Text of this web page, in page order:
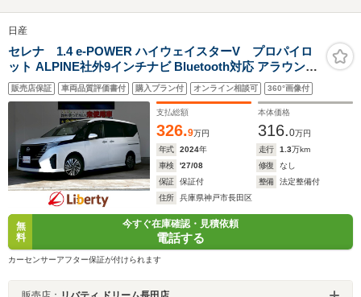
日産
セレナ 1.4 e-POWER ハイウェイスターV プロパイロ
ット ALPINE社外9インチナビ Bluetooth対応 アラウンド
ビューモニター 両側自動ドア アダプティブクルーズコン
トロール LEDヘッドライト 電子パーキング 革巻きステア
リング 純正アルミホイール
販売店保証 車両品質評価書付 購入プラン付 オンライン相談可 360°画像付
支払総額
326.9万円
本体価格
316.0万円
年式
2024年 走行 1.3万km
車検
'27/08 修復
なし
保証
保証付 整備
法定整備付
住所
兵庫県神戸市長田区
無
料
今すぐ在庫確認・見積依頼
電話する
カーセンサーアフター保証が付けられます